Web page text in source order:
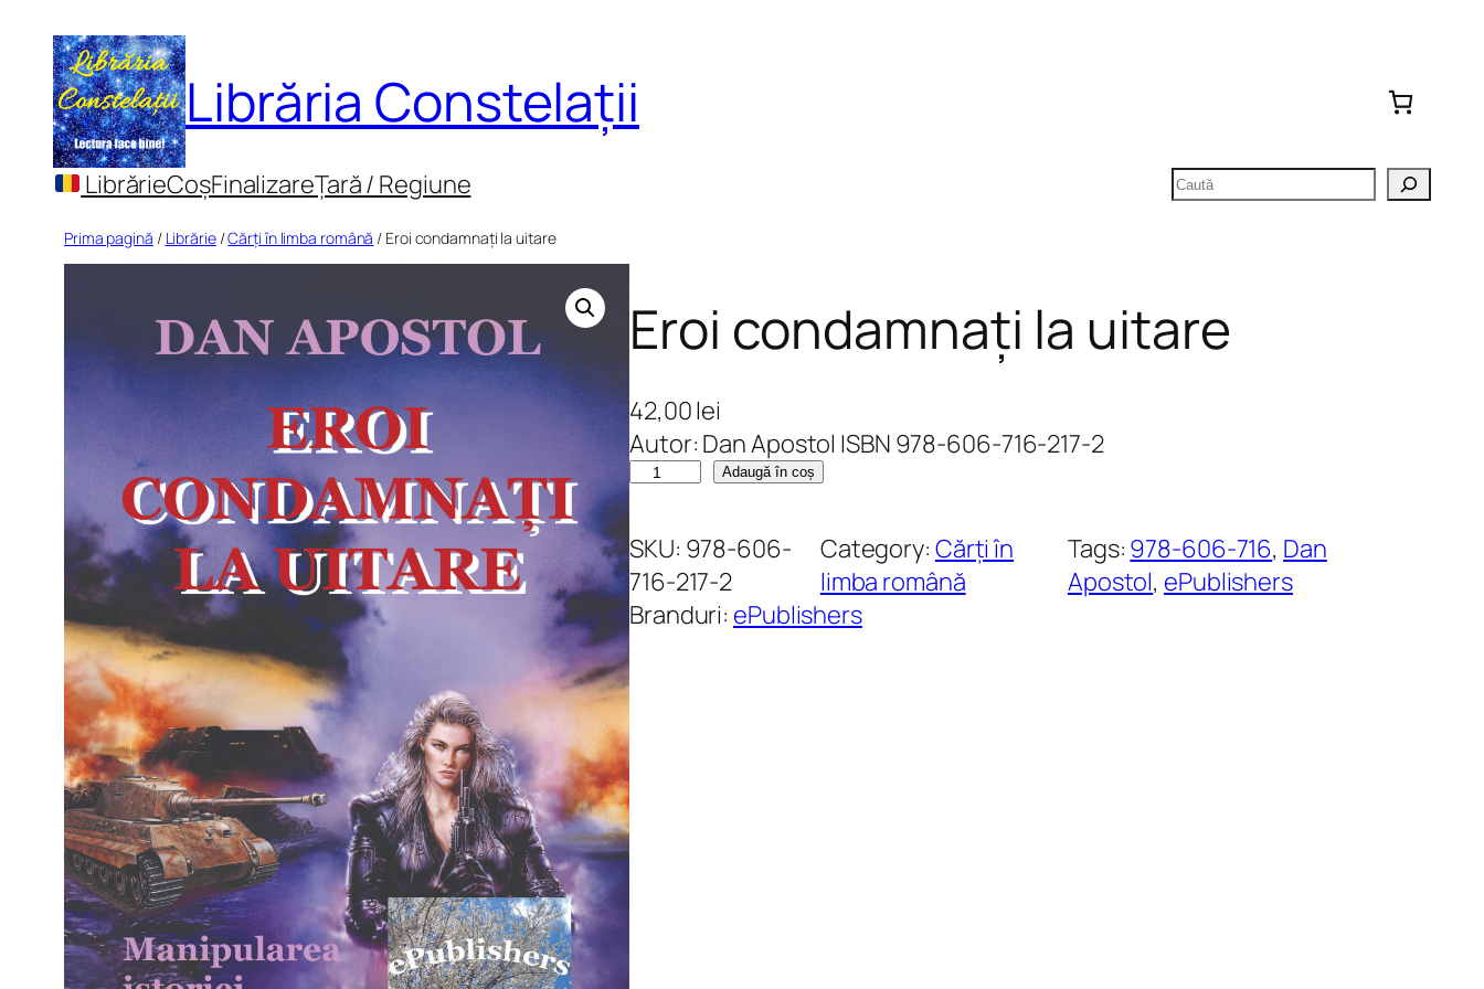
conținut
Librăria Constelații
LibrărieCoșFinalizareȚară / Regiune Caută
Prima pagină / Librărie/Cărți în limba română / Eroi condamnați la uitare
Eroi condamnați la uitare
42,00lei
Autor: Dan Apostol ISBN 978-606-716-217-2
C
a
n
t
i
t
a
t
e
E
r
o
Adaugă în coș
SKU: 978-606-
716-217-2
Category: Cărți în
limba română
Tags: 978-606-716, Dan
Apostol, ePublishers
Branduri: ePublishers